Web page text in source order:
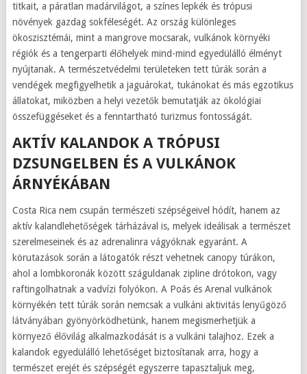
titkait, a páratlan madárvilágot, a színes lepkék és trópusi
növények gazdag sokféleségét. Az ország különleges
ökoszisztémái, mint a mangrove mocsarak, vulkánok környéki
régiók és a tengerparti élőhelyek mind-mind egyedülálló élményt
nyújtanak. A természetvédelmi területeken tett túrák során a
vendégek megfigyelhetik a jaguárokat, tukánokat és más egzotikus
állatokat, miközben a helyi vezetők bemutatják az ökológiai
összefüggéseket és a fenntartható turizmus fontosságát.
AKTÍV KALANDOK A TRÓPUSI
DZSUNGELBEN ÉS A VULKÁNOK
ÁRNYÉKÁBAN
Costa Rica nem csupán természeti szépségeivel hódít, hanem az
aktív kalandlehetőségek tárházával is, melyek ideálisak a természet
szerelmeseinek és az adrenalinra vágyóknak egyaránt. A
körutazások során a látogatók részt vehetnek canopy túrákon,
ahol a lombkoronák között száguldanak zipline drótokon, vagy
raftingolhatnak a vadvízi folyókon. A Poás és Arenal vulkánok
környékén tett túrák során nemcsak a vulkáni aktivitás lenyűgöző
látványában gyönyörködhetünk, hanem megismerhetjük a
környező élővilág alkalmazkodását is a vulkáni talajhoz. Ezek a
kalandok egyedülálló lehetőséget biztosítanak arra, hogy a
természet erejét és szépségét egyszerre tapasztaljuk meg,